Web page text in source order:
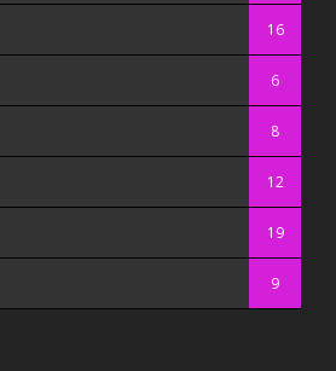
16
6
8
12
19
9